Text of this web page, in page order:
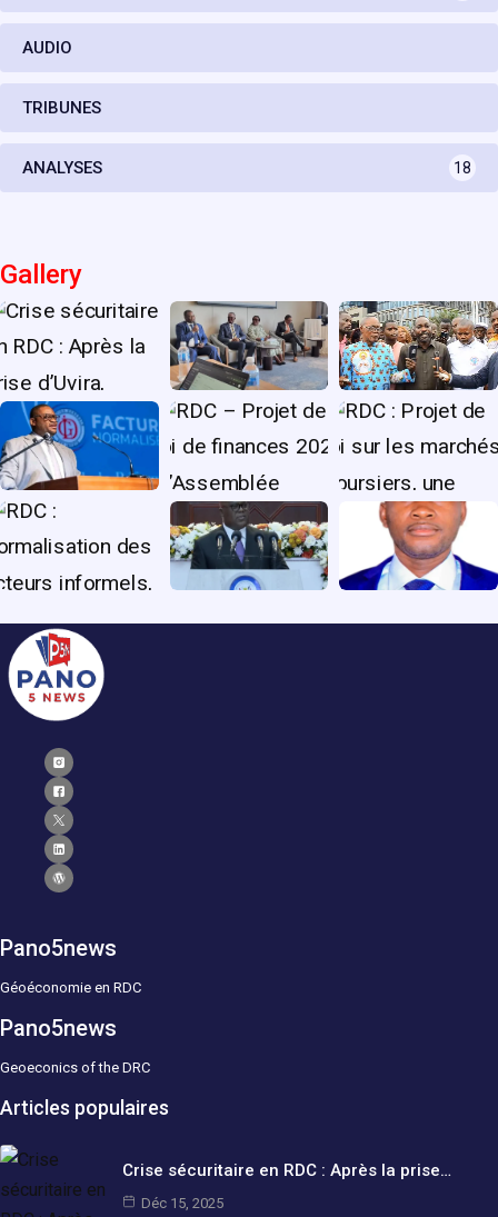
AUDIO
TRIBUNES
ANALYSES 18
Gallery
Pano5news
Géoéconomie en RDC
Pano5news
Geoeconics of the DRC
Articles populaires
Crise sécuritaire en RDC : Après la prise…
Déc 15, 2025